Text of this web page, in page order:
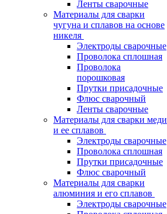
Ленты сварочные
Материалы для сварки
чугуна и сплавов на основе
никеля
Электроды сварочные
Проволока сплошная
Проволока
порошковая
Прутки присадочные
Флюс сварочный
Ленты сварочные
Материалы для сварки меди
и ее сплавов
Электроды сварочные
Проволока сплошная
Прутки присадочные
Флюс сварочный
Материалы для сварки
алюминия и его сплавов
Электроды сварочные